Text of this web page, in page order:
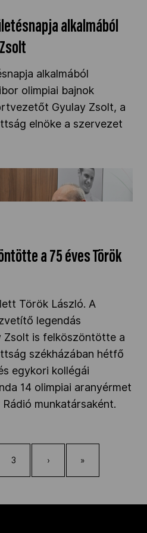
alkalmából
alkalmából
olimpiai bajnok
Gyulay Zsolt, a
elnöke a szervezet
a 75 éves Török
a 75 éves Török
Török László. A
legendás
is felköszöntötte a
székházában hétfő
egykori kollégái
14 olimpiai aranyérmet
munkatársaként.
3 › »